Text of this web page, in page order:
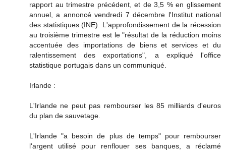
rapport au trimestre précédent, et de 3,5 % en glissement
annuel, a annoncé vendredi 7 décembre l'Institut national
des statistiques (INE). L'approfondissement de la récession
au troisième trimestre est le "résultat de la réduction moins
accentuée des importations de biens et services et du
ralentissement des exportations", a expliqué l'office
statistique portugais dans un communiqué.
Irlande :
L'Irlande ne peut pas rembourser les 85 milliards d'euros
du plan de sauvetage.
L'Irlande "a besoin de plus de temps" pour rembourser
l'argent utilisé pour renflouer ses banques, a réclamé